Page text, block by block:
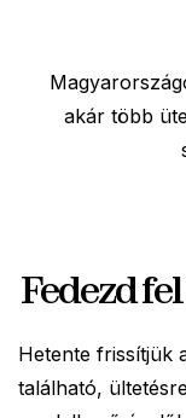
akár több
Fedezd
Hetente frissítjük
található,